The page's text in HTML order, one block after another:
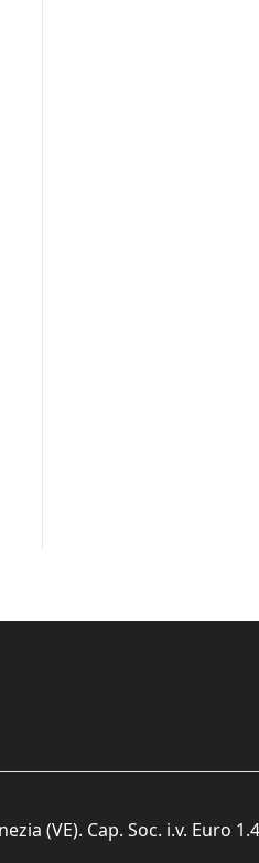
(VE). Cap. Soc. i.v. Euro